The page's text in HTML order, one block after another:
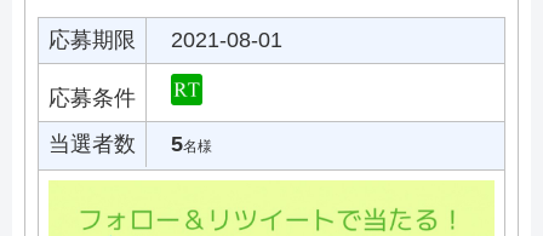
応募期限 2021-08-01
応募条件
当選者数
5名様